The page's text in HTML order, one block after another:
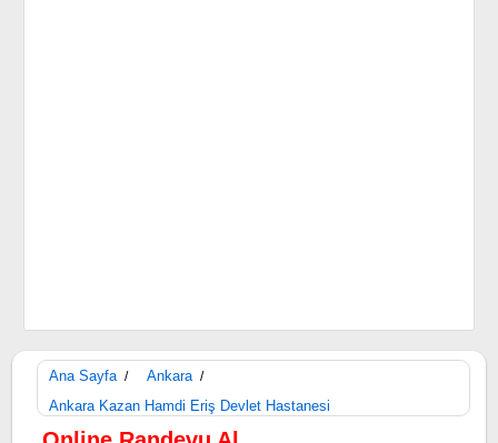
Ana Sayfa / Ankara /
Ankara Kazan Hamdi Eriş Devlet Hastanesi